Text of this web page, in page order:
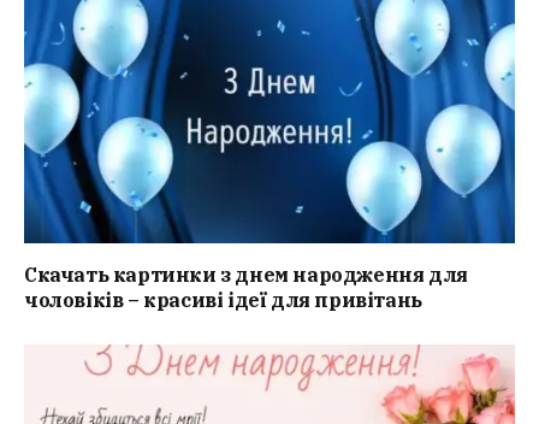
Скачать картинки з днем народження для
чоловіків – красиві ідеї для привітань